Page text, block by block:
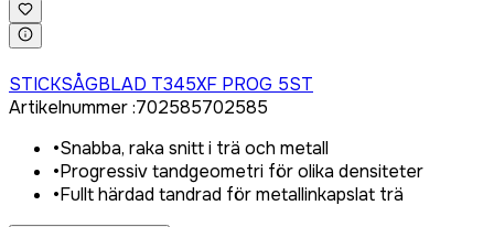
STICKSÅGBLAD T345XF PROG 5ST
Artikelnummer:702585702585
•Snabba, raka snitt i trä och metall
•Progressiv tandgeometri för olika densiteter
•Fullt härdad tandrad för metallinkapslat trä